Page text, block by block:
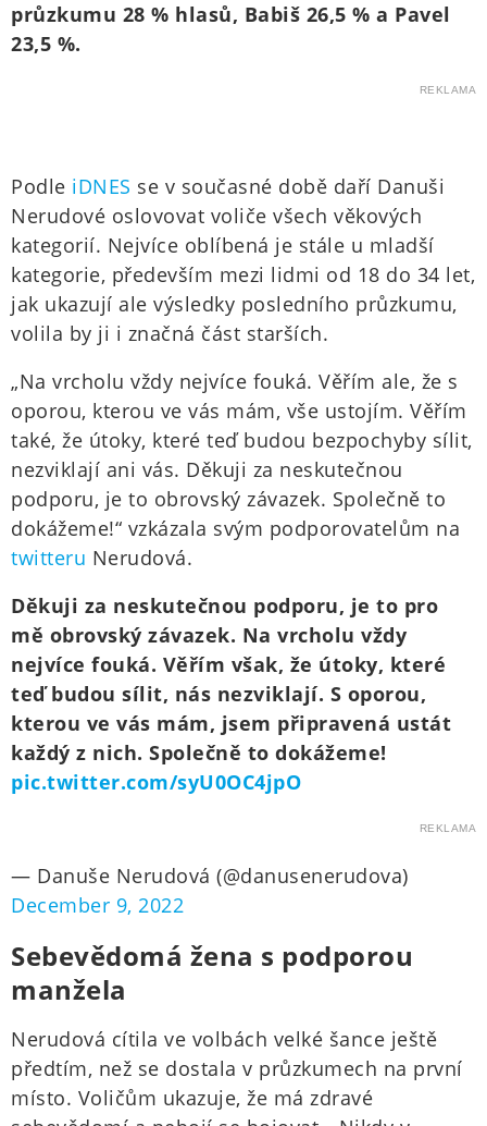
průzkumu 28 % hlasů, Babiš 26,5 % a Pavel
23,5 %.
REKLAMA
Podle iDNES se v současné době daří Danuši
Nerudové oslovovat voliče všech věkových
kategorií. Nejvíce oblíbená je stále u mladší
kategorie, především mezi lidmi od 18 do 34 let,
jak ukazují ale výsledky posledního průzkumu,
volila by ji i značná část starších.
„Na vrcholu vždy nejvíce fouká. Věřím ale, že s
oporou, kterou ve vás mám, vše ustojím. Věřím
také, že útoky, které teď budou bezpochyby sílit,
nezviklají ani vás. Děkuji za neskutečnou
podporu, je to obrovský závazek. Společně to
dokážeme!“ vzkázala svým podporovatelům na
twitteru Nerudová.
Děkuji za neskutečnou podporu, je to pro
mě obrovský závazek. Na vrcholu vždy
nejvíce fouká. Věřím však, že útoky, které
teď budou sílit, nás nezviklají. S oporou,
kterou ve vás mám, jsem připravená ustát
každý z nich. Společně to dokážeme!
pic.twitter.com/syU0OC4jpO
REKLAMA
— Danuše Nerudová (@danusenerudova)
December 9, 2022
Sebevědomá žena s podporou
manžela
Nerudová cítila ve volbách velké šance ještě
předtím, než se dostala v průzkumech na první
místo. Voličům ukazuje, že má zdravé